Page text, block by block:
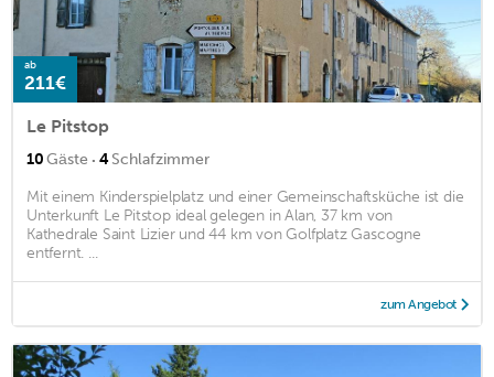
ab
211€
Le Pitstop
10Gäste · 4Schlafzimmer
Mit einem Kinderspielplatz und einer Gemeinschaftsküche ist die
Unterkunft Le Pitstop ideal gelegen in Alan, 37 km von
Kathedrale Saint Lizier und 44 km von Golfplatz Gascogne
entfernt. ...
zum Angebot